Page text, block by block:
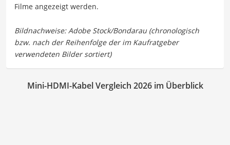
Filme angezeigt werden.
Mini-HDMI-Kabel Vergleich 2026 im Überblick